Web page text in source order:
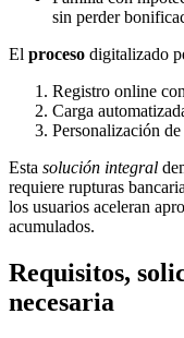
sin perder
El proceso digitalizado
Registro online
Carga
Personalización
Esta solución integral
requiere rupturas
los usuarios aceleran
acumulados.
Requisitos,
necesaria